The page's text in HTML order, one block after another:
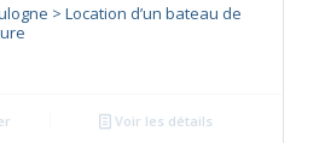
> Location d’un bateau de
Voir les détails